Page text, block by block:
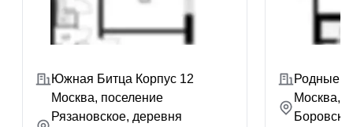
Южная Битца Корпус 12
Москва, поселение
Рязановское, деревня
Родные
Москва,